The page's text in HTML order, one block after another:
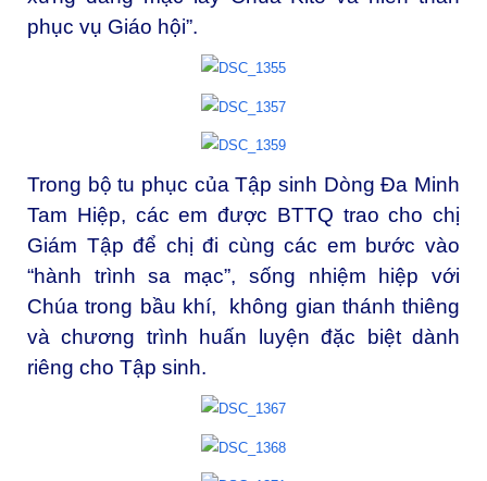
phục vụ Giáo hội”.
Trong bộ tu phục của Tập sinh Dòng Đa Minh
Tam Hiệp, các em được BTTQ trao cho chị
Giám Tập để chị đi cùng các em bước vào
“hành trình sa mạc”, sống nhiệm hiệp với
Chúa trong bầu khí, không gian thánh thiêng
và chương trình huấn luyện đặc biệt dành
riêng cho Tập sinh.